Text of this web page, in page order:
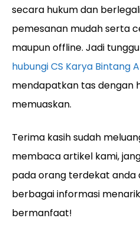
secara hukum dan
pemesanan mudah serta
maupun offline. Jadi
hubungi CS Karya Bintang
mendapatkan tas dengan
memuaskan.
Terima kasih sudah
membaca artikel kami,
pada orang terdekat anda
berbagai informasi
bermanfaat!